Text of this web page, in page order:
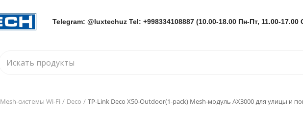
Telegram: @luxtechuz Tel: +998334108887 (10.00-18.00 Пн-Пт, 11.00-17.00
Mesh-системы Wi-Fi Deco TP-Link Deco X50-Outdoor(1-pack) Mesh-модуль AX3000 для улицы и